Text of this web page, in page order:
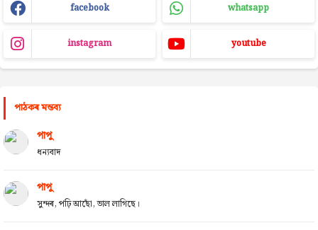
facebook whatsapp
instagram youtube
পাঠকৰ মন্তব্য
পাপু
ধন্যবাদ
পাপু
সুন্দৰ, পঢ়ি আছোঁ, ভাল লাগিছে।